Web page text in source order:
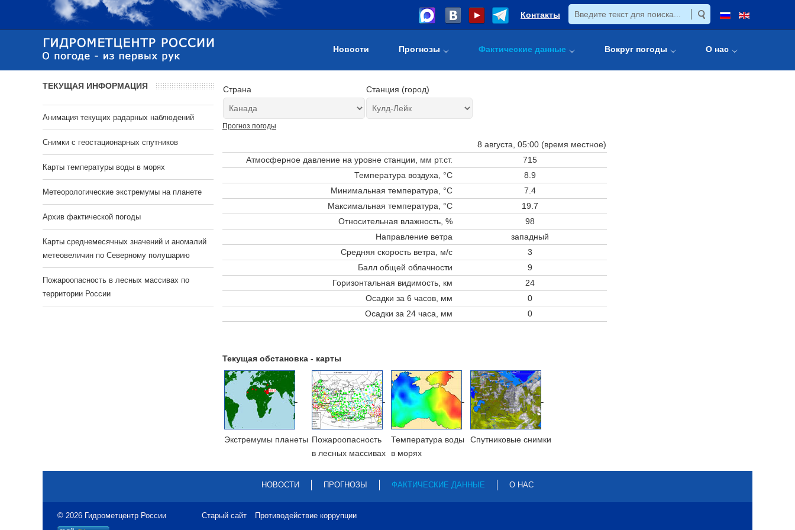
Контакты
Новости Прогнозы Фактические данные Вокруг погоды О нас
Страна Станция (город)
Прогноз погоды
8 августа, 05:00 (время местное)
Атмосферное давление на уровне станции, мм рт.ст.
715
Температура воздуха, °C
8.9
Минимальная температура, °C
7.4
Максимальная температура, °C
19.7
Относительная влажность, %
98
Направление ветра
западный
Средняя скорость ветра, м/с
3
Балл общей облачности
9
Горизонтальная видимость, км
24
Осадки за 6 часов, мм
0
Осадки за 24 часа, мм
0
Текущая обстановка - карты
Экстремумы планеты Пожароопасность
в лесных массивах
Температура воды
в морях
Cпутниковые снимки
ТЕКУЩАЯ ИНФОРМАЦИЯ
Анимация текущих радарных наблюдений
Cнимки с геостационарных спутников
Карты температуры воды в морях
Метеорологические экстремумы на планете
Архив фактической погоды
Карты среднемесячных значений и аномалий
метеовеличин по Северному полушарию
Пожароопасность в лесных массивах по
территории России
НОВОСТИ ПРОГНОЗЫ ФАКТИЧЕСКИЕ ДАННЫЕ О НАС
© 2026 Гидрометцентр России Старый сайт Противодействие коррупции